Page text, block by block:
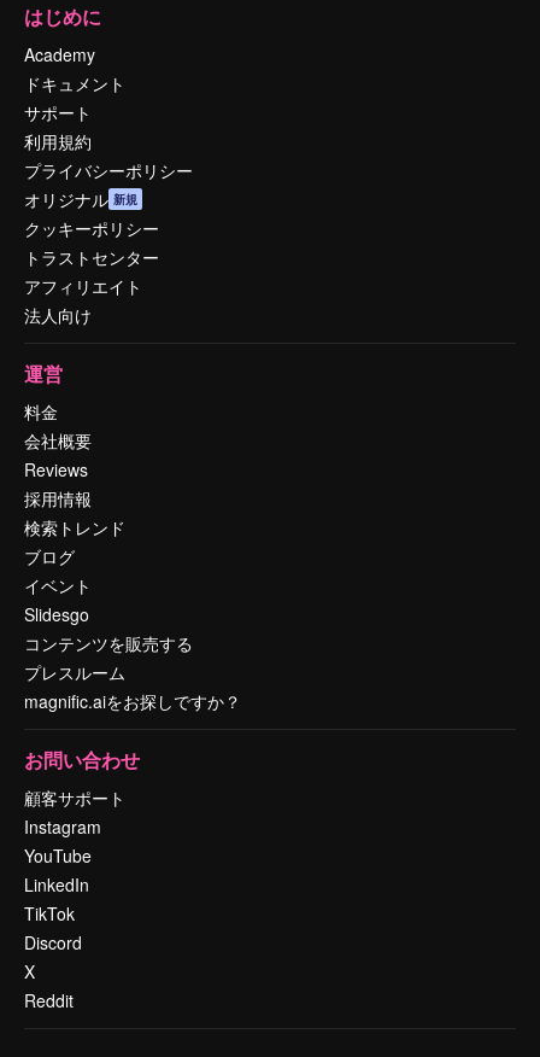
はじめに
Academy
ドキュメント
サポート
利用規約
プライバシーポリシー
オリジナル 新規
クッキーポリシー
トラストセンター
アフィリエイト
法人向け
運営
料金
会社概要
Reviews
採用情報
検索トレンド
ブログ
イベント
Slidesgo
コンテンツを販売する
プレスルーム
magnific.aiをお探しですか？
お問い合わせ
顧客サポート
Instagram
YouTube
LinkedIn
TikTok
Discord
X
Reddit